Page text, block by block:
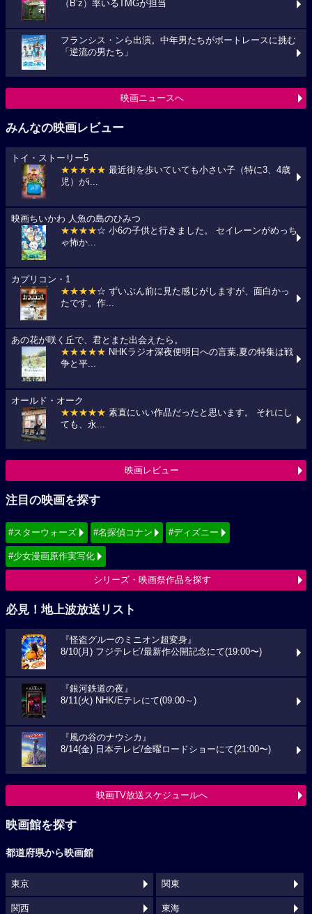
（B’z）率いるTMGが担当
フランシス・ンら出演。中年男たちがボートレースに挑む
「逆流の男たち」
映画ニュースへ
みんなの映画レビュー
トイ・ストーリー5
★★★★★ 最近街を歩いていても小さい子（特に3、4歳
児）がi...
映画ちいかわ 人魚の島のひみつ
★★★★☆ 小6の子供と行きました。 セイレーンがめっち
ゃ怖か...
カプリコン・1
★★★★☆ ずいぶん前に見た感じがしますが、面白かっ
たです。作...
あの花が咲く丘で、君とまた出会えたら。
★★★★★ NHKラジオ深夜便明日への言葉,夏の特集は戦
争と平...
オールド・オーク
★★★★★ 素直にいい作品だったと思います。 それにし
ても、永...
映画レビュー
注目の映画を探す
#スターウォーズ #名探偵コナン #ディズニー
#少女漫画原作実写化
シリーズ・映画祭作品を探す
必見！地上波放送リスト
『怪盗グルーのミニオン超変身』
8/10(月) フジテレビ/最新作公開記念にて(19:00〜)
『銀河鉄道の夜』
8/11(火) NHK/Eテレにて(09:00～)
『風の谷のナウシカ』
8/14(金) 日本テレビ/金曜ロードショーにて(21:00〜)
映画TV放送スケジュールへ
映画館を探す
都道府県から映画館
東京 関東
関西 東海